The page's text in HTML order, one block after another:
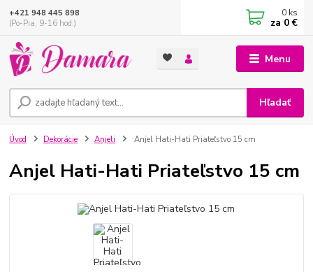
Menu
Hľadať
+421 948 445 898
(Po-Pia, 9-16 hod.)
0 ks
za 0 €
Úvod Dekorácie Anjeli Anjel Hati-Hati Priateľstvo 15 cm
Anjel Hati-Hati Priateľstvo 15 cm